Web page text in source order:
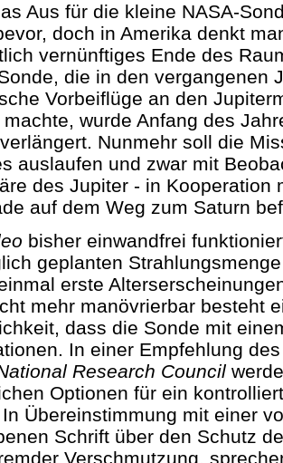
Aus für die kleine NASA-
doch in Amerika denkt
vernünftiges Ende des
die in den vergangenen
Vorbeiflüge an den
wurde Anfang des
Nunmehr soll die
auslaufen und zwar mit
des Jupiter - in Kooperation
auf dem Weg zum Saturn
bisher einwandfrei
geplanten
erste
mehr manövrierbar besteht
dass die Sonde mit
In einer Empfehlung
Research Council
Optionen für ein
Übereinstimmung mit einer
Schrift über den Schutz
Verschmutzung,